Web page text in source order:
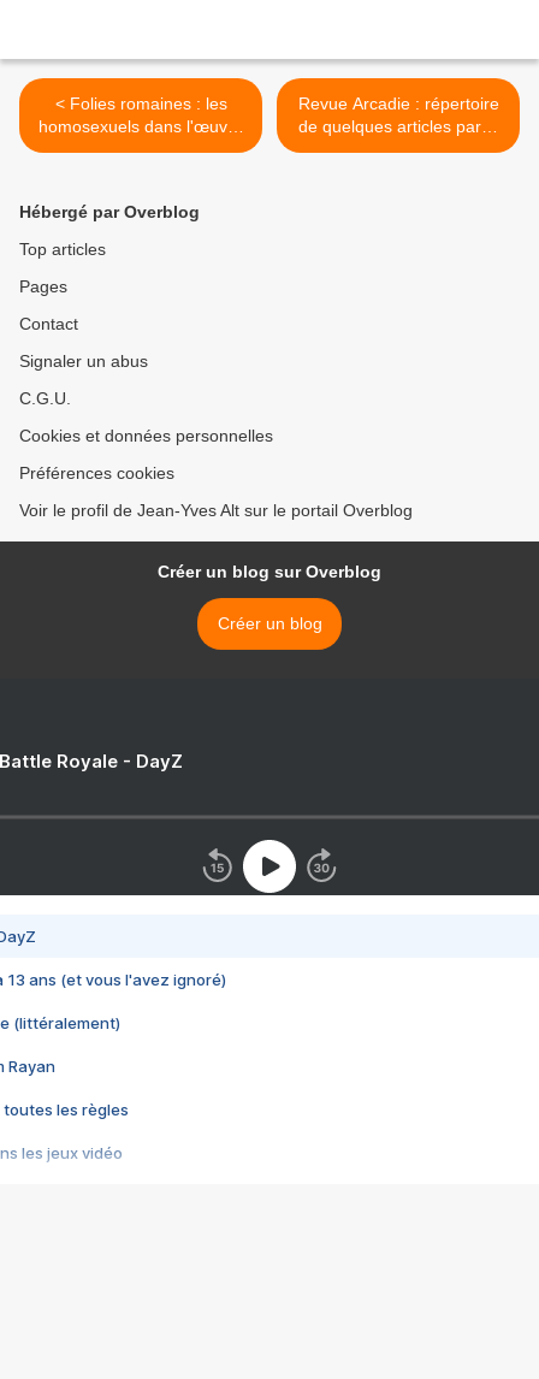
< Folies romaines : les
homosexuels dans l'œuvre
de Juvénal par Jérôme
Revue Arcadie : répertoire
de quelques articles parus
dans la revue >
Hébergé par Overblog
Top articles
Pages
Contact
Signaler un abus
C.G.U.
Cookies et données personnelles
Préférences cookies
Voir le profil de Jean-Yves Alt sur le portail Overblog
Créer un blog sur Overblog
Créer un blog
Royale - DayZ
13 ans (et vous l'avez ignoré)
(littéralement)
Rayan
toutes les règles
les jeux vidéo